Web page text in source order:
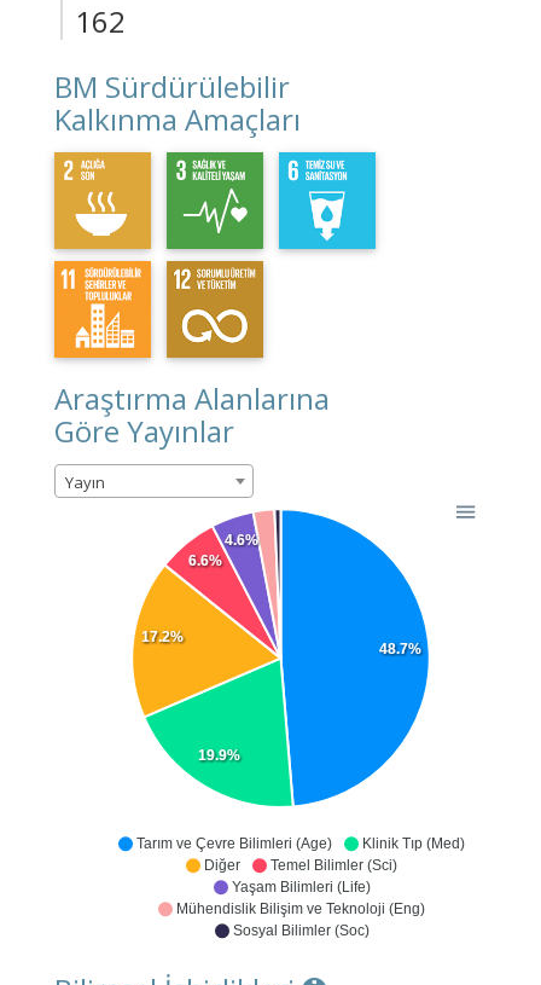
162
BM Sürdürülebilir
Kalkınma Amaçları
Araştırma Alanlarına
Göre Yayınlar
Yayın
Tarım ve Çevre Bilimleri (Age)
Klinik Tıp (Med)
Diğer
Temel Bilimler (Sci)
Yaşam Bilimleri (Life)
Mühendislik Bilişim ve Teknoloji (Eng)
Sosyal Bilimler (Soc)
48.7%
19.9%
17.2%
6.6%
4.6%